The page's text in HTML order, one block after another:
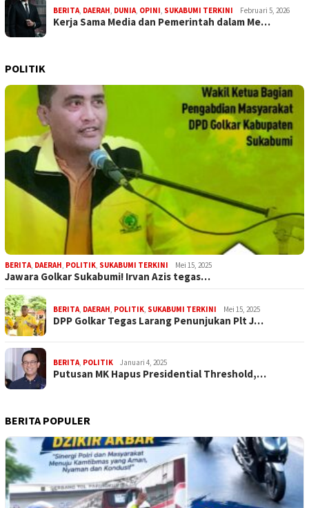
BERITA, DAERAH, DUNIA, OPINI, SUKABUMI TERKINI Februari 5, 2026
Kerja Sama Media dan Pemerintah dalam Me…
POLITIK
BERITA, DAERAH, POLITIK, SUKABUMI TERKINI Mei 15, 2025
Jawara Golkar Sukabumi! Irvan Azis tegas…
BERITA, DAERAH, POLITIK, SUKABUMI TERKINI Mei 15, 2025
DPP Golkar Tegas Larang Penunjukan Plt J…
BERITA, POLITIK Januari 4, 2025
Putusan MK Hapus Presidential Threshold,…
BERITA POPULER